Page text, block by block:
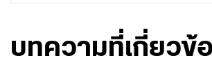
บทความที่เกี่ยวข้